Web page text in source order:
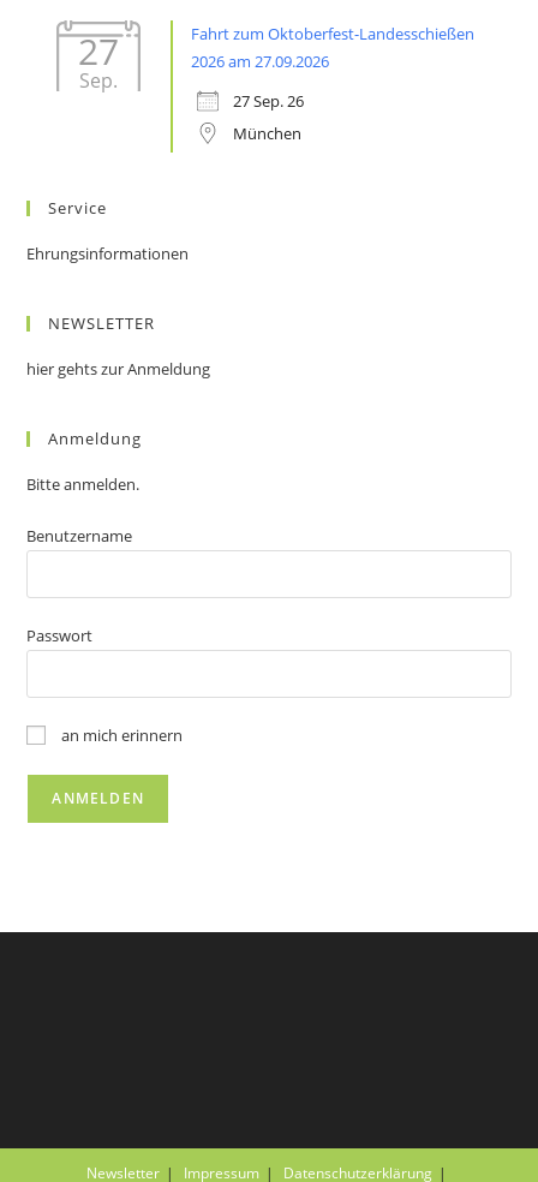
27
Sep.
Fahrt zum Oktoberfest-Landesschießen
2026 am 27.09.2026
27 Sep. 26
München
Service
Ehrungsinformationen
NEWSLETTER
hier gehts zur Anmeldung
Anmeldung
Bitte anmelden.
Benutzername
Passwort
an mich erinnern
Newsletter Impressum Datenschutzerklärung